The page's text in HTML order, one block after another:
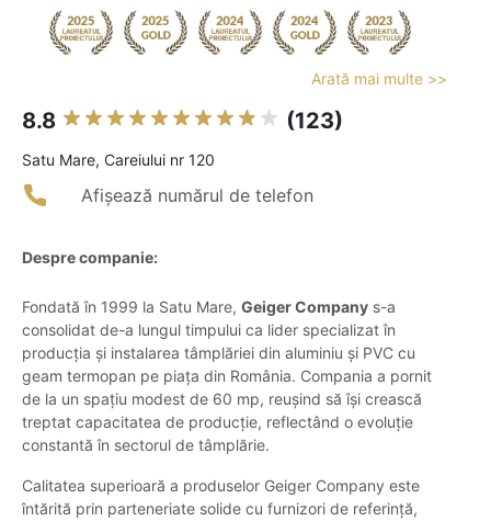
Arată mai multe >>
8.8 (123)
Satu Mare, Careiului nr 120
Afișează numărul de telefon
Despre companie:
Fondată în 1999 la Satu Mare, Geiger Company s-a
consolidat de-a lungul timpului ca lider specializat în
producția și instalarea tâmplăriei din aluminiu și PVC cu
geam termopan pe piața din România. Compania a pornit
de la un spațiu modest de 60 mp, reușind să își crească
treptat capacitatea de producție, reflectând o evoluție
constantă în sectorul de tâmplărie.
Calitatea superioară a produselor Geiger Company este
întărită prin parteneriate solide cu furnizori de referință,